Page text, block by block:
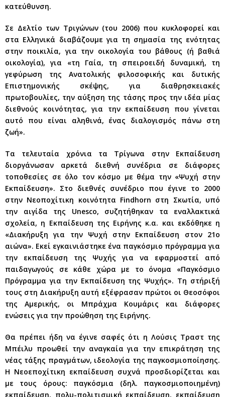
κατεύθυνση.
Σε Δελτίο των Τριγώνων (του 2006) που κυκλοφορεί και
στα Ελληνικά διαβάζουμε για τη σημασία της ενότητας
στην ποικιλία, για την οικολογία του βάθους (ή βαθιά
οικολογία), για «τη Γαία, τη σπειροειδή δυναμική, τη
γεφύρωση της Ανατολικής φιλοσοφικής και δυτικής
Επιστημονικής σκέψης, για διαθρησκειακές
πρωτοβουλίες, την αύξηση της τάσης προς την ιδέα μίας
διεθνούς κοινότητας, για την εκπαίδευση που γίνεται
αυτό που είναι αληθινά, ένας διαλογισμός πάνω στη
ζωή».
Τα τελευταία χρόνια τα Τρίγωνα στην Εκπαίδευση
διοργάνωσαν αρκετά διεθνή συνέδρια σε διάφορες
τοποθεσίες σε όλο τον κόσμο με θέμα την «Ψυχή στην
Εκπαίδευση». Στο διεθνές συνέδριο που έγινε το 2000
στην Νεοποχίτικη κοινότητα Findhorn στη Σκωτία, υπό
την αιγίδα της Unesco, συζητήθηκαν τα εναλλακτικά
σχολεία, η Εκπαίδευση της Ειρήνης κ.α. και εκδόθηκε η
«Διακήρυξη για την Ψυχή στην Εκπαίδευση στον 21ο
αιώνα». Εκεί εγκαινιάστηκε ένα παγκόσμιο πρόγραμμα για
την εκπαίδευση της Ψυχής για να εφαρμοστεί από
παιδαγωγούς σε κάθε χώρα με το όνομα «Παγκόσμιο
Πρόγραμμα για την Εκπαίδευση της Ψυχής». Τη στήριξή
τους στη Διακήρυξη αυτή εξέφρασαν πρώτοι οι Θεοσόφοι
της Αμερικής, οι Μπράχμα Κουμάρις και διάφορες
ενώσεις για την προώθηση της Ειρήνης.
Θα πρέπει ήδη να έγινε σαφές ότι η Λούσις Τραστ της
Μπέιλυ προωθεί την αναγκαία για την επικράτηση της
νέας τάξης πραγμάτων, ιδεολογία της παγκοσμιοποίησης.
Η Νεοεποχίτικη εκπαίδευση συχνά προσδιορίζεται και
με τους όρους: παγκόσμια (δηλ. παγκοσμιοποιημένη)
εκπαίδευση, πολυ-πολιτισμική εκπαίδευση, εκπαίδευση